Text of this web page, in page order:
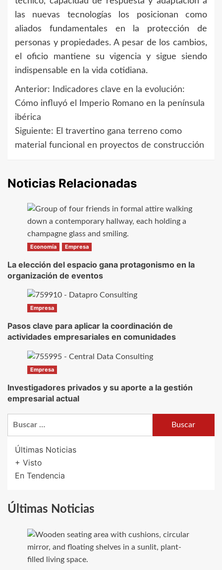
las nuevas tecnologías los posicionan como
aliados fundamentales en la protección de
personas y propiedades. A pesar de los cambios,
el oficio mantiene su vigencia y sigue siendo
indispensable en la vida cotidiana.
Navegación
de
entradas
Anterior:
Indicadores clave en la evolución:
Cómo influyó el Imperio Romano en la península
ibérica
Siguiente: El travertino gana terreno como
material funcional en proyectos de construcción
Noticias Relacionadas
Economía Empresa
La elección del espacio gana protagonismo en la
organización de eventos
Empresa
Pasos clave para aplicar la coordinación de
actividades empresariales en comunidades
Empresa
Investigadores privados y su aporte a la gestión
empresarial actual
Últimas Noticias
+ Visto
En Tendencia
Últimas Noticias